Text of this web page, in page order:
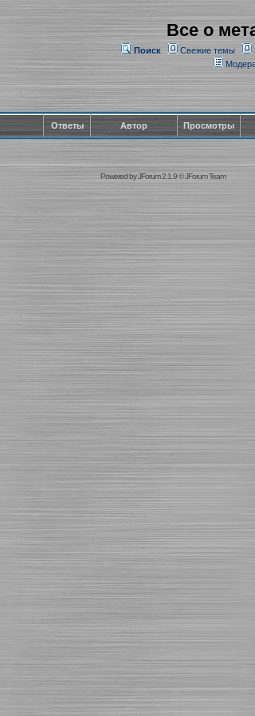
Все о
Поиск Свежие темы
Ответы Автор Просмотры
Powered byJForum 2.1.9©JForum Team